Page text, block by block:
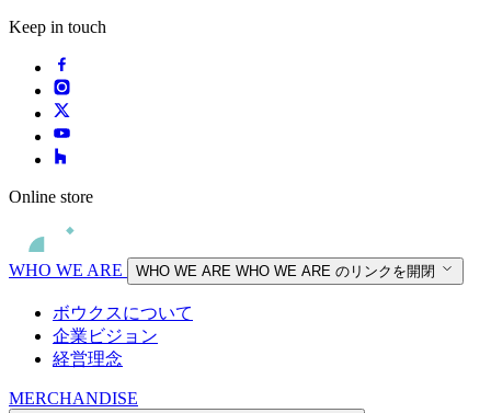
Keep in touch
Online store
WHO WE ARE WHO WE ARE WHO WE ARE のリンクを開閉
ボウクスについて
企業ビジョン
経営理念
MERCHANDISE